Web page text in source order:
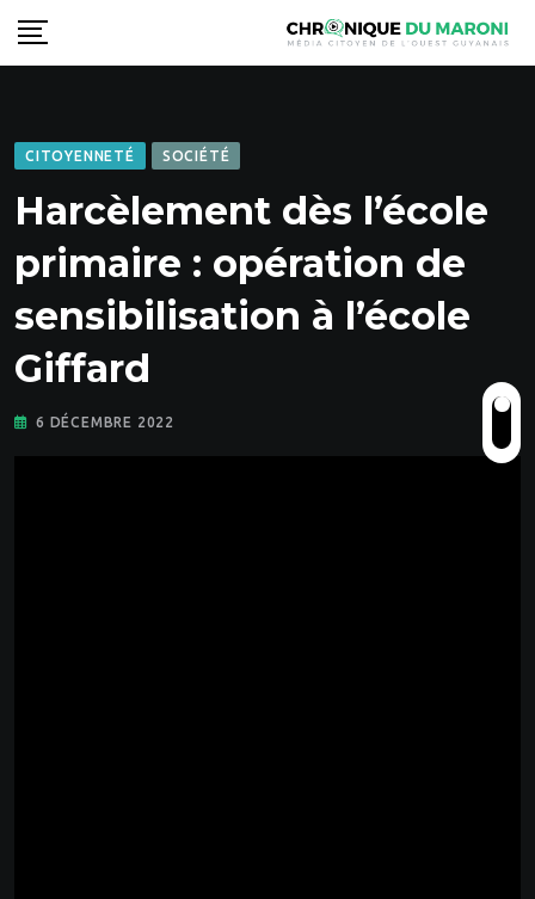
Skip
to
CITOYENNETÉ SOCIÉTÉ
Harcèlement dès l’école
primaire : opération de
sensibilisation à l’école
Giffard
6 DÉCEMBRE 2022